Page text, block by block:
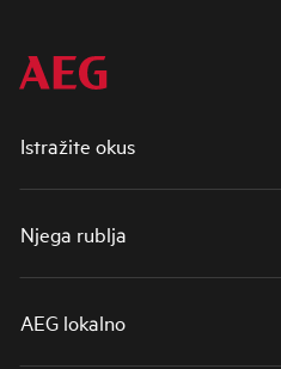
Istražite okus
Njega rublja
AEG lokalno